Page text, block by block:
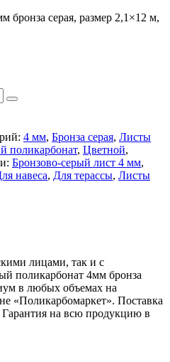
4 мм, Бронза серая, Листы
поликарбонат, Цветной,
Бронзово-серый лист 4 мм,
навеса, Для терассы, Листы
лицами, так и с
поликарбонат 4мм бронза
в любых объемах на
«Поликарбомаркет». Поставка
на всю продукцию в